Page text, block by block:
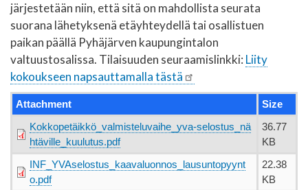
järjestetään niin, että sitä on mahdollista seurata
suorana lähetyksenä etäyhteydellä tai osallistuen
paikan päällä Pyhäjärven kaupungintalon
valtuustosalissa. Tilaisuuden seuraamislinkki: Liity
kokoukseen napsauttamalla tästä
Attachment Size
Kokkopetäikkö_valmisteluvaihe_yva-selostus_nä
htäville_kuulutus.pdf
36.77
KB
INF_YVAselostus_kaavaluonnos_lausuntopyynt
o.pdf
22.38
KB